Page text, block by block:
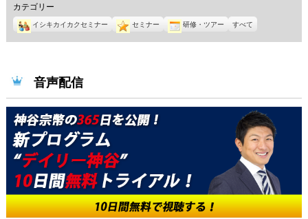
3
日
4
日
5
日
6
日
7
日
8
日
11
月
9
カテゴリー
イシキカイカクセミナー セミナー 研修・ツアー すべて
音声配信